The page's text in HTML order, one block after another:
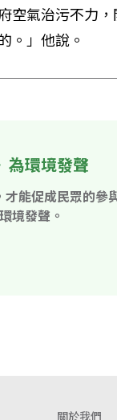
空氣治污不力
。」他說。
為環境發聲
才能促成民眾的參
境發聲。
關於我們